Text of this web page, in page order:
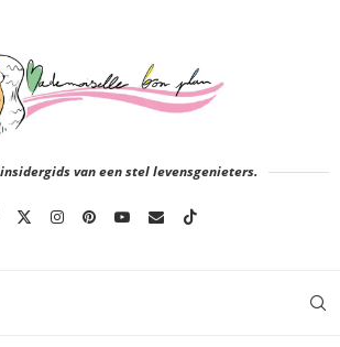
van een stel levensgenieters.